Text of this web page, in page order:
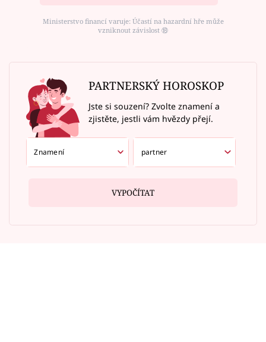
Ministerstvo financí varuje: Účastí na hazardní hře může
vzniknout závislost ⑱
PARTNERSKÝ HOROSKOP
Jste si souzení? Zvolte znamení a
zjistěte, jestli vám hvězdy přejí.
VYPOČÍTAT